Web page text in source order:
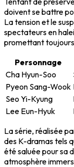
doivent se battre
La tension et le
spectateurs en
promettant
Personnage
Cha Hyun-Soo
Pyeon Sang-Wook
Seo Yi-Kyung
Lee Eun-Hyuk
La série, réalisée
des K-dramas tels
été saluée pour sa
atmosphère